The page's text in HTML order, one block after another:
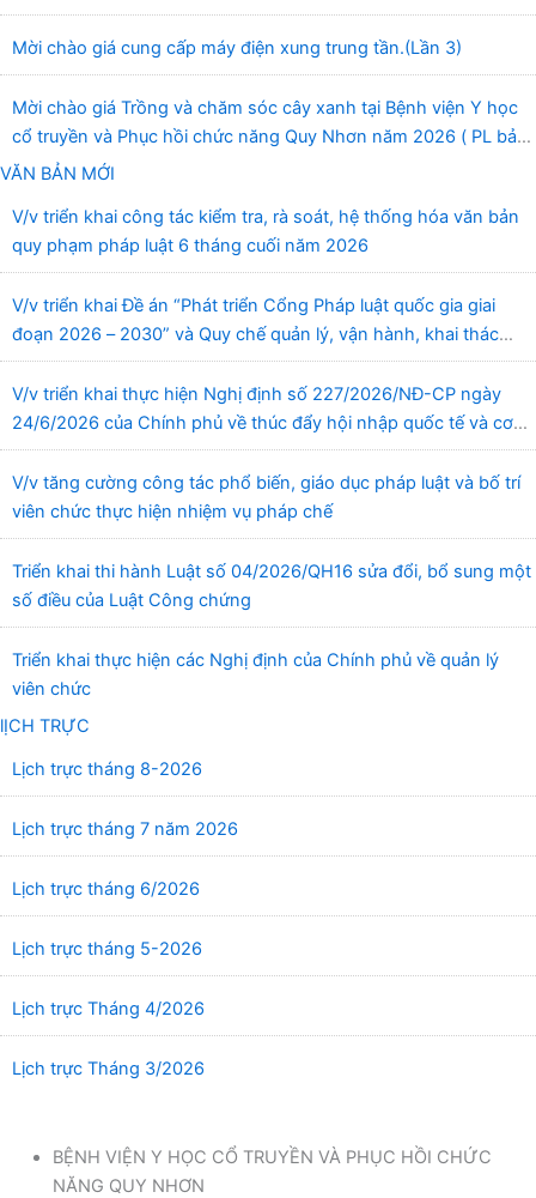
Mời chào giá cung cấp máy điện xung trung tần.(Lần 3)
Mời chào giá Trồng và chăm sóc cây xanh tại Bệnh viện Y học
cổ truyền và Phục hồi chức năng Quy Nhơn năm 2026 ( PL bản
Danh mục hàng hóa, mẫu báo giá kèm theo)
VĂN BẢN MỚI
V/v triển khai công tác kiểm tra, rà soát, hệ thống hóa văn bản
quy phạm pháp luật 6 tháng cuối năm 2026
V/v triển khai Đề án “Phát triển Cổng Pháp luật quốc gia giai
đoạn 2026 – 2030” và Quy chế quản lý, vận hành, khai thác
Cổng Pháp luật quốc gia
V/v triển khai thực hiện Nghị định số 227/2026/NĐ-CP ngày
24/6/2026 của Chính phủ về thúc đẩy hội nhập quốc tế và cơ
chế đặc thù trong lĩnh vực y tế
V/v tăng cường công tác phổ biến, giáo dục pháp luật và bố trí
viên chức thực hiện nhiệm vụ pháp chế
Triển khai thi hành Luật số 04/2026/QH16 sửa đổi, bổ sung một
số điều của Luật Công chứng
Triển khai thực hiện các Nghị định của Chính phủ về quản lý
viên chức
lỊCH TRỰC
Lịch trực tháng 8-2026
Lịch trực tháng 7 năm 2026
Lịch trực tháng 6/2026
Lịch trực tháng 5-2026
Lịch trực Tháng 4/2026
Lịch trực Tháng 3/2026
BỆNH VIỆN Y HỌC CỔ TRUYỀN VÀ PHỤC HỒI CHỨC
NĂNG QUY NHƠN